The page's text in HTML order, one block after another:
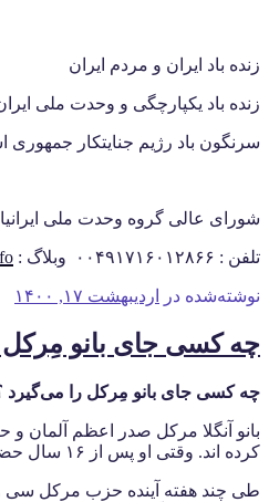
زنده باد ایران و مردم ایران
زنده باد یکپارچگی و وحدت ملی
سرنگون باد رژیم جنایتکار جمهوری
شورای عالی گروه وحدت ملی ایرانیان
تلفن : ۰۰۴۹۱۷۱۶۰۱۲۸۶۶ وبلاگ :
نوشته‌شده در اردیبهشت ۱۷, ۱۴۰۰
چه کسی جای بانو مِرکل
چه کسی جای بانو مِرکل را می‌گیرد
بانو آنگلا مرکل صدر اعظم آلمان
کرده اند. وقتی او پس از ۱۶ سال حضور در پاییز سال آینده از مقام خود کناره‌گیری می‌کند، می‌توان پیش‌بینی کرد که دوباره یکی از هم حزبی هایش جانشین وی شود. اما جانشین بانو مرکل چه کسی خواهد بود؟
طی چند هفته آینده حزب مرکل سی و